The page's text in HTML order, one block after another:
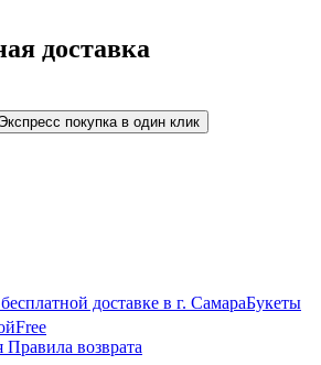
доставка
Экспресс покупка в один клик
доставке в г. СамараБукеты
Free
Правила возврата